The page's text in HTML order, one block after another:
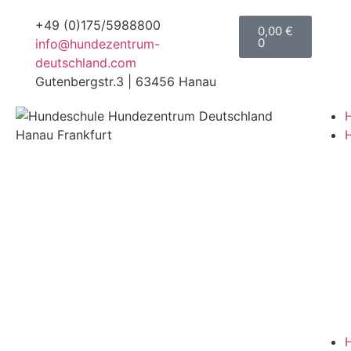
+49 (0)175/5988800
info@hundezentrum-
deutschland.com
Gutenbergstr.3 | 63456 Hanau
0,00 €
0